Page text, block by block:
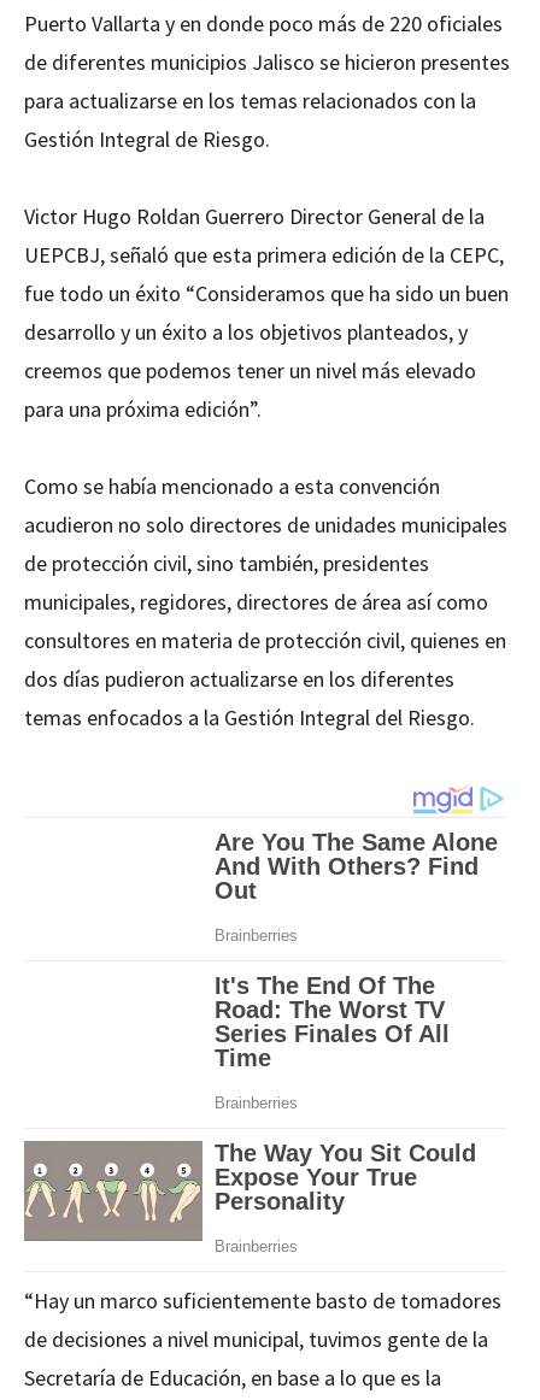
Puerto Vallarta y en donde poco más de 220 oficiales
de diferentes municipios Jalisco se hicieron presentes
para actualizarse en los temas relacionados con la
Gestión Integral de Riesgo.
Victor Hugo Roldan Guerrero Director General de la
UEPCBJ, señaló que esta primera edición de la CEPC,
fue todo un éxito “Consideramos que ha sido un buen
desarrollo y un éxito a los objetivos planteados, y
creemos que podemos tener un nivel más elevado
para una próxima edición”.
Como se había mencionado a esta convención
acudieron no solo directores de unidades municipales
de protección civil, sino también, presidentes
municipales, regidores, directores de área así como
consultores en materia de protección civil, quienes en
dos días pudieron actualizarse en los diferentes
temas enfocados a la Gestión Integral del Riesgo.
“Hay un marco suficientemente basto de tomadores
de decisiones a nivel municipal, tuvimos gente de la
Secretaría de Educación, en base a lo que es la